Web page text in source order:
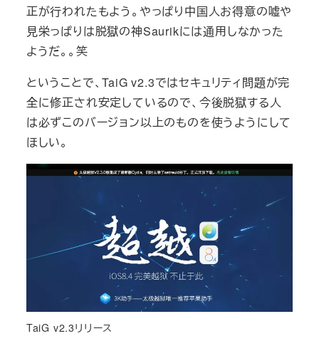
正が行われたもよう。やっぱり中国人お得意の嘘や
見栄っぱりは脱獄の神Saurikには通用しなかった
ようだ。。笑
ということで、TaiG v2.3ではセキュリティ問題が完
全に修正され安定しているので、今後脱獄する人
は必ずこのバージョン以上のものを使うようにして
ほしい。
TaiG v2.3リリース